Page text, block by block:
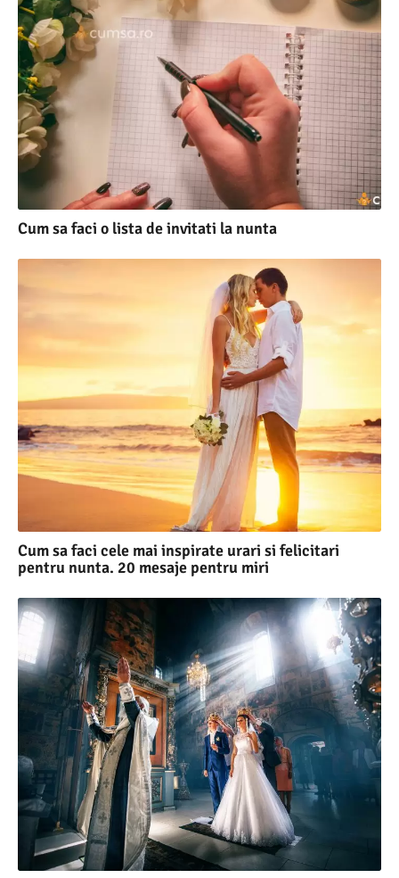
Cum sa faci o lista de invitati la nunta
Cum sa faci cele mai inspirate urari si felicitari
pentru nunta. 20 mesaje pentru miri